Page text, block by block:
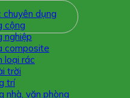
dụng
cộng
nghiệp
composite
loại rác
trời
trí
nhà, văn phòng